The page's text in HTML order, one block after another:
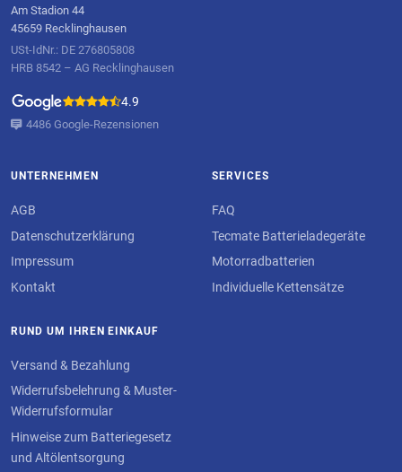
Am Stadion 44
45659 Recklinghausen
USt-IdNr.: DE 276805808
HRB 8542 – AG Recklinghausen
4.9
4486 Google-Rezensionen
UNTERNEHMEN
AGB
Datenschutzerklärung
Impressum
Kontakt
SERVICES
FAQ
Tecmate Batterieladegeräte
Motorradbatterien
Individuelle Kettensätze
RUND UM IHREN EINKAUF
Versand & Bezahlung
Widerrufsbelehrung & Muster-
Widerrufsformular
Hinweise zum Batteriegesetz
und Altölentsorgung